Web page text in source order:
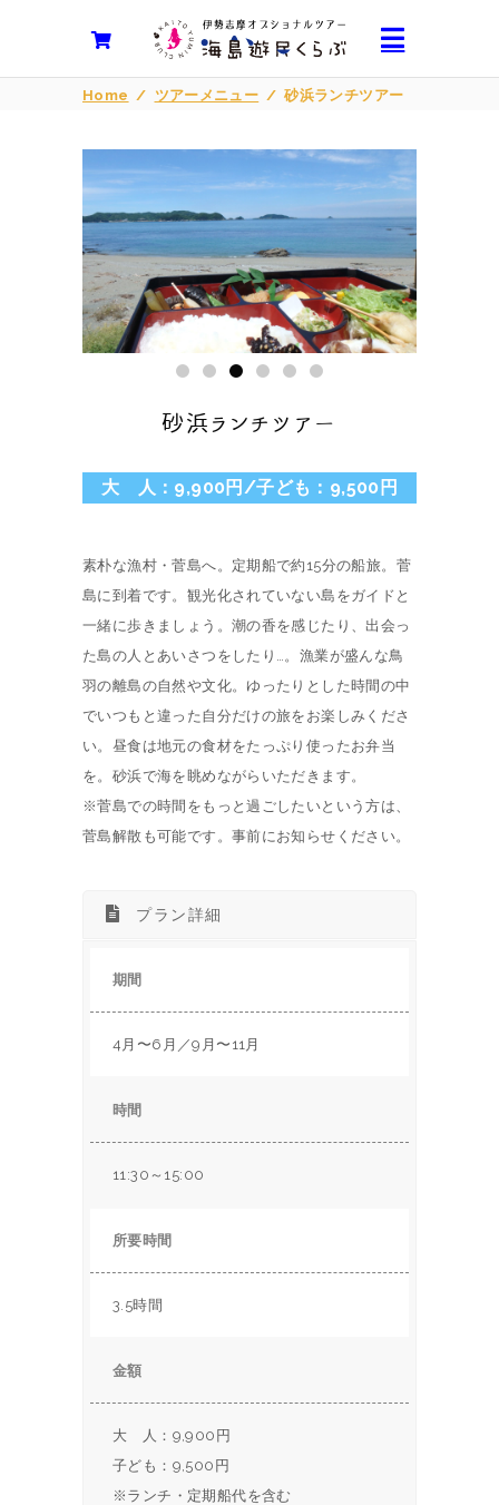
Home / ツアーメニュー /砂浜ランチツアー
砂浜ランチツアー
大 人：9,900円/子ども：9,500円
素朴な漁村・菅島へ。定期船で約15分の船旅。菅
島に到着です。観光化されていない島をガイドと
一緒に歩きましょう。潮の香を感じたり、出会っ
た島の人とあいさつをしたり…。漁業が盛んな鳥
羽の離島の自然や文化。ゆったりとした時間の中
でいつもと違った自分だけの旅をお楽しみくださ
い。昼食は地元の食材をたっぷり使ったお弁当
を。砂浜で海を眺めながらいただきます。
※菅島での時間をもっと過ごしたいという方は、
菅島解散も可能です。事前にお知らせください。
プラン詳細
期間
4月〜6月／9月〜11月
時間
11:30 ～15:00
所要時間
3.5時間
金額
大 人：9,900円
子ども：9,500円
※ランチ・定期船代を含む